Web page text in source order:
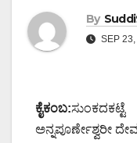
By
SEP
ಕೈಕಂಬ:
ಅನ್ನಪೂರ್ಣೇಶ್ವರೀ